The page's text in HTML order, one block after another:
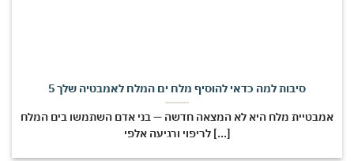
5 סיבות למה כדאי להוסיף מלח ים המלח לאמבטיה שלך
אמבטיית מלח היא לא המצאה חדשה — בני אדם השתמשו בים המלח
לריפוי ורגיעה אלפי [...]